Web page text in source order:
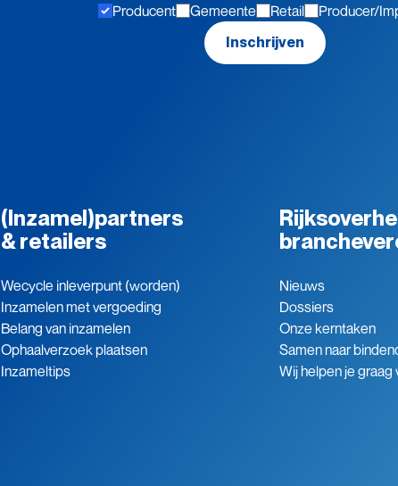
blijvenProducent Gemeente Retail Producer/
Inschrijven
(Inzamel)partners
& retailers
Wecycle inleverpunt (worden)
Inzamelen met vergoeding
Belang van inzamelen
Ophaalverzoek plaatsen
Inzameltips
Nieuws
Dossiers
Onze kerntaken
Samen naar
Wij helpen je graag